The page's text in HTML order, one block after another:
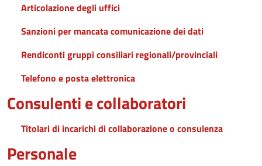
Articolazione degli uffici
Sanzioni per mancata comunicazione dei dati
Rendiconti gruppi consiliari regionali/provinciali
Telefono e posta elettronica
Consulenti e collaboratori
Titolari di incarichi di collaborazione o consulenza
Personale